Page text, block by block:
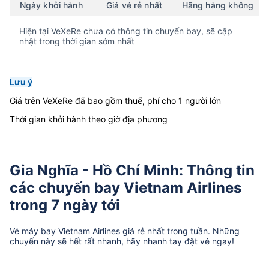
Ngày khởi hành Giá vé rẻ nhất Hãng hàng không
Hiện tại VeXeRe chưa có thông tin chuyến bay, sẽ cập
nhật trong thời gian sớm nhất
Lưu ý
Giá trên VeXeRe đã bao gồm thuế, phí cho 1 người lớn
Thời gian khởi hành theo giờ địa phương
Gia Nghĩa - Hồ Chí Minh: Thông tin
các chuyến bay Vietnam Airlines
trong 7 ngày tới
Vé máy bay Vietnam Airlines giá rẻ nhất trong tuần. Những
chuyến này sẽ hết rất nhanh, hãy nhanh tay đặt vé ngay!